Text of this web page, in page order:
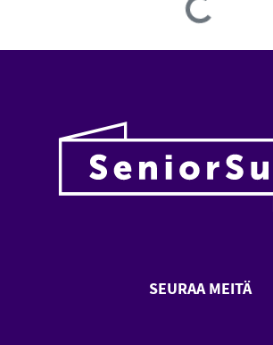
Loading...
SEURAA MEITÄ